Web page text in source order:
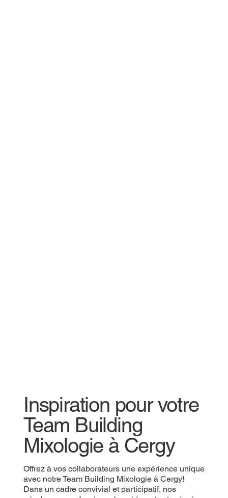
Inspiration pour votre
Team Building
Mixologie à Cergy
Offrez à vos collaborateurs une expérience unique
avec notre Team Building Mixologie à Cergy!
Dans un cadre convivial et participatif, nos